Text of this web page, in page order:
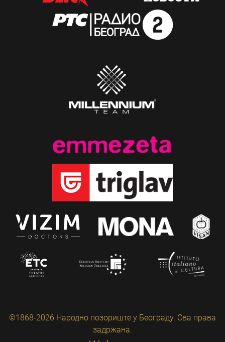
©1868-2026 Народно позориште у Београду. Сва права
задржана.